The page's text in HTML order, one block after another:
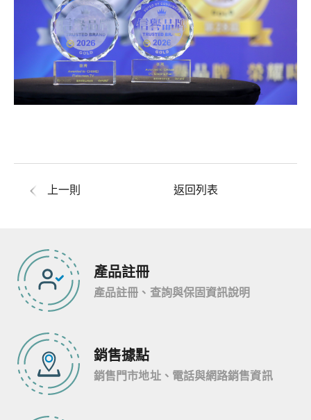
上一則 返回列表
產品註冊
產品註冊、查詢與保固資訊說明
銷售據點
銷售門市地址、電話與網路銷售資訊